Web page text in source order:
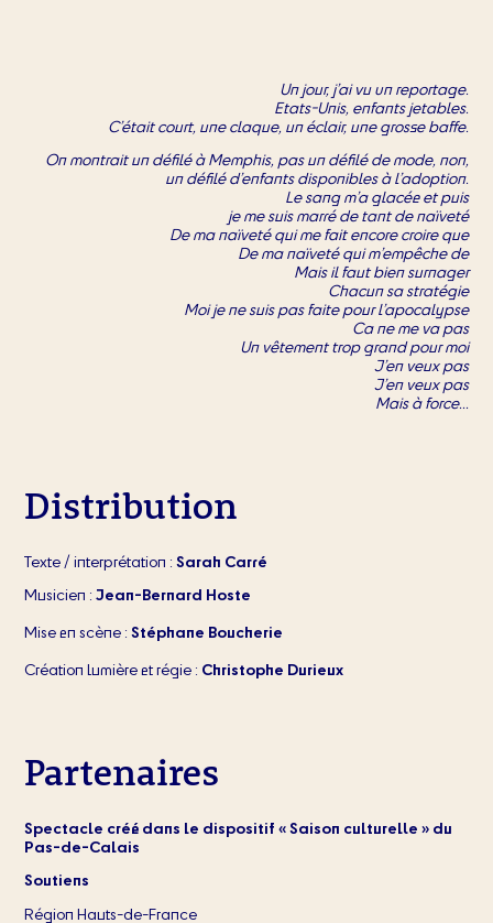
Un jour, j’ai vu un reportage.
Etats-Unis, enfants jetables.
C’était court, une claque, un éclair, une grosse baffe.
On montrait un défilé à Memphis, pas un défilé de mode, non,
un défilé d’enfants disponibles à l’adoption.
Le sang m’a glacée et puis
je me suis marré de tant de naïveté
De ma naïveté qui me fait encore croire que
De ma naïveté qui m’empêche de
Mais il faut bien surnager
Chacun sa stratégie
Moi je ne suis pas faite pour l’apocalypse
Ca ne me va pas
Un vêtement trop grand pour moi
J’en veux pas
J’en veux pas
Mais à force...
Distribution
Texte / interprétation :Sarah Carré
Musicien :Jean-Bernard Hoste
Mise en scène :Stéphane Boucherie
Création lumière et régie : Christophe Durieux
Partenaires
Spectacle créé dans le dispositif « Saison culturelle » du
Pas-de-Calais
Soutiens
Région Hauts-de-France